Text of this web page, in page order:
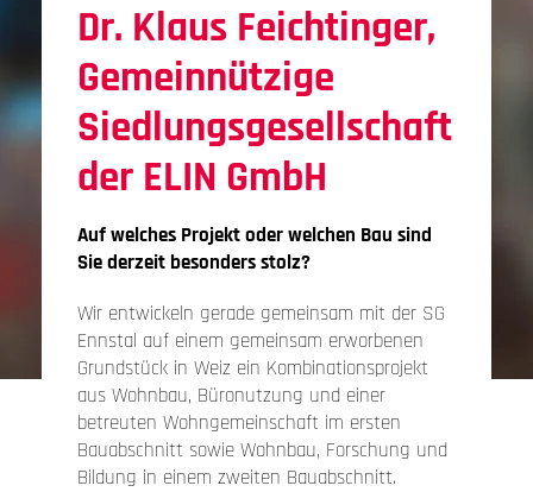
Dr. Klaus Feichtinger,
Gemeinnützige
Siedlungsgesellschaft
der ELIN GmbH
Auf welches Projekt oder welchen Bau sind
Sie derzeit besonders stolz?
Wir entwickeln gerade gemeinsam mit der SG
Ennstal auf einem gemeinsam erworbenen
Grundstück in Weiz ein Kombinationsprojekt
aus Wohnbau, Büronutzung und einer
betreuten Wohngemeinschaft im ersten
Bauabschnitt sowie Wohnbau, Forschung und
Bildung in einem zweiten Bauabschnitt.